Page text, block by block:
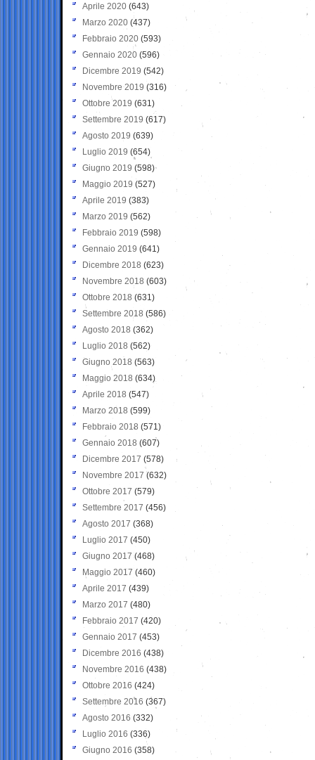
Aprile 2020 (643)
Marzo 2020 (437)
Febbraio 2020 (593)
Gennaio 2020 (596)
Dicembre 2019 (542)
Novembre 2019 (316)
Ottobre 2019 (631)
Settembre 2019 (617)
Agosto 2019 (639)
Luglio 2019 (654)
Giugno 2019 (598)
Maggio 2019 (527)
Aprile 2019 (383)
Marzo 2019 (562)
Febbraio 2019 (598)
Gennaio 2019 (641)
Dicembre 2018 (623)
Novembre 2018 (603)
Ottobre 2018 (631)
Settembre 2018 (586)
Agosto 2018 (362)
Luglio 2018 (562)
Giugno 2018 (563)
Maggio 2018 (634)
Aprile 2018 (547)
Marzo 2018 (599)
Febbraio 2018 (571)
Gennaio 2018 (607)
Dicembre 2017 (578)
Novembre 2017 (632)
Ottobre 2017 (579)
Settembre 2017 (456)
Agosto 2017 (368)
Luglio 2017 (450)
Giugno 2017 (468)
Maggio 2017 (460)
Aprile 2017 (439)
Marzo 2017 (480)
Febbraio 2017 (420)
Gennaio 2017 (453)
Dicembre 2016 (438)
Novembre 2016 (438)
Ottobre 2016 (424)
Settembre 2016 (367)
Agosto 2016 (332)
Luglio 2016 (336)
Giugno 2016 (358)